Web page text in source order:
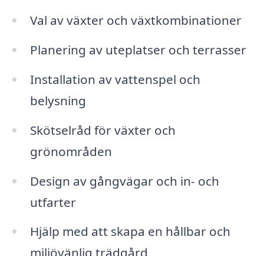
Val av växter och växtkombinationer
Planering av uteplatser och terrasser
Installation av vattenspel och
belysning
Skötselråd för växter och
grönområden
Design av gångvägar och in- och
utfarter
Hjälp med att skapa en hållbar och